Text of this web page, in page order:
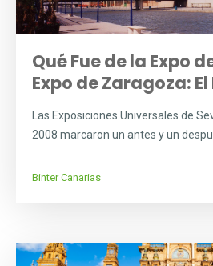
Qué Fue de la Expo
Expo de Zaragoza:
Las Exposiciones Universales de
2008 marcaron un antes y un
Binter Canarias